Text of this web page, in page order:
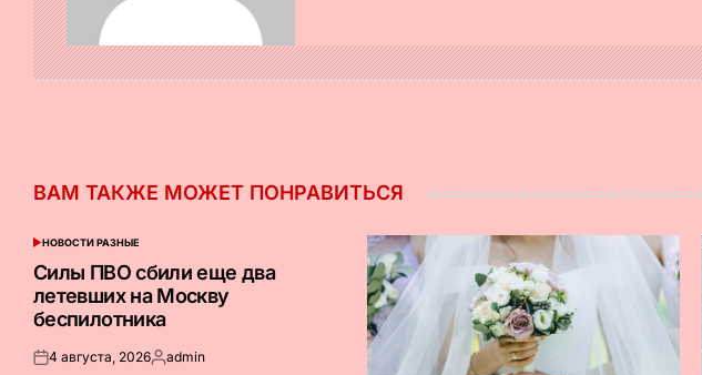
ВАМ ТАКЖЕ МОЖЕТ ПОНРАВИТЬСЯ
ОПУБЛИКОВАНО
НОВОСТИ РАЗНЫЕ
Силы ПВО сбили еще два
летевших на Москву
беспилотника
Опубликовано
4 августа, 2026Запись
admin